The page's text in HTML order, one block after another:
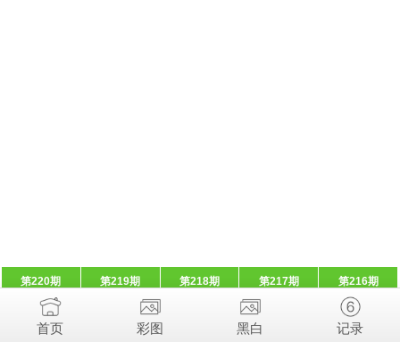
第220期 第219期 第218期 第217期 第216期
首页 彩图 黑白 记录